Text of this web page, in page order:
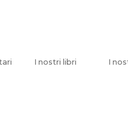
I nostri libri I